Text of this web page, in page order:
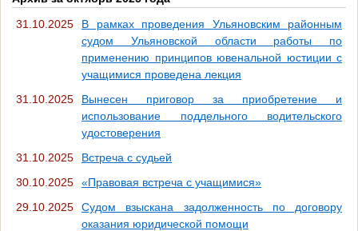
31.10.2025
В рамках проведения Ульяновским районным
судом Ульяновской области работы по
применению принципов ювенальной юстиции с
учащимися проведена лекция
31.10.2025
Вынесен приговор за приобретение и
использование поддельного водительского
удостоверения
31.10.2025
Встреча с судьей
30.10.2025
«Правовая встреча с учащимися»
29.10.2025
Судом взыскана задолженность по договору
оказания юридической помощи